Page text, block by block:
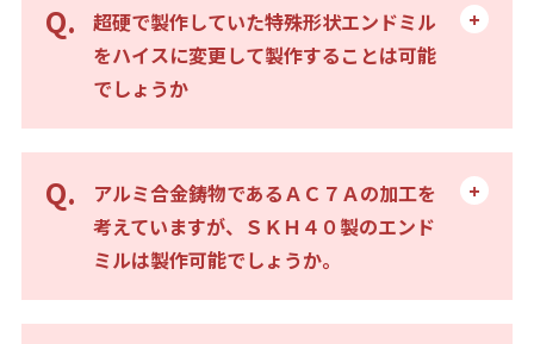
超硬で製作していた特殊形状エンドミル
をハイスに変更して製作することは可能
でしょうか
アルミ合金鋳物であるＡＣ７Ａの加工を
考えていますが、ＳＫＨ４０製のエンド
ミルは製作可能でしょうか。